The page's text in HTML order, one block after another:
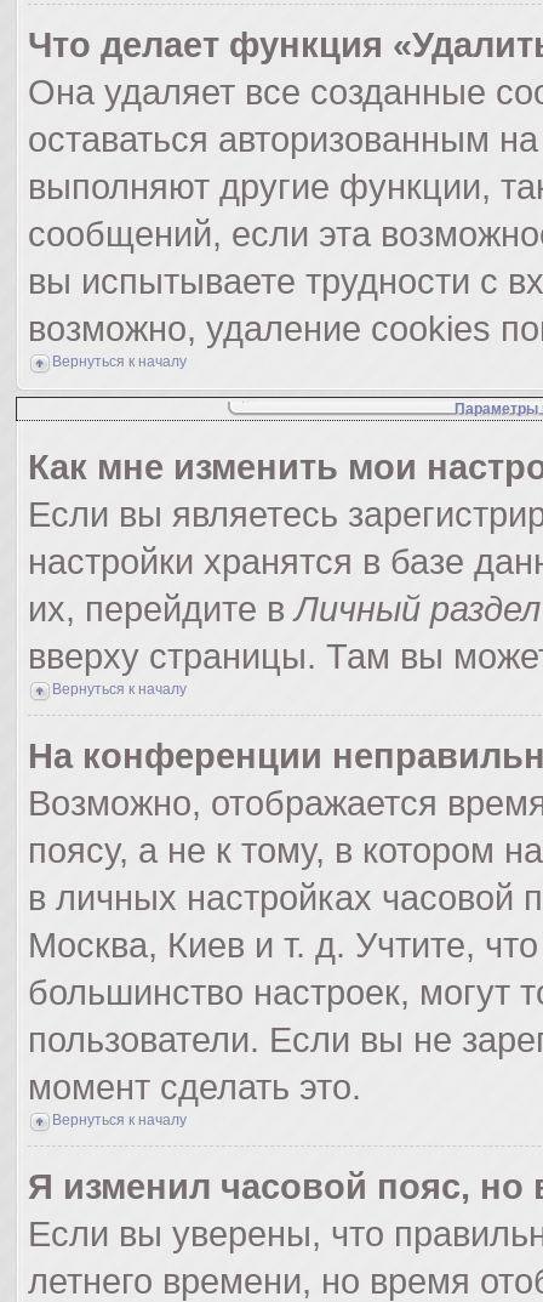
Что делает функция
Она удаляет все созданные
оставаться авторизованным
выполняют другие функции,
сообщений, если эта
вы испытываете трудности с
возможно, удаление cookies
Вернуться к началу
Параметры
Как мне изменить мои
Если вы являетесь
настройки хранятся в базе
их, перейдите вЛичный раздел
вверху страницы. Там вы
Вернуться к началу
На конференции
Возможно, отображается
поясу, а не к тому, в котором
в личных настройках часовой
Москва, Киев и т. д. Учтите,
большинство настроек, могут
пользователи. Если вы не
момент сделать это.
Вернуться к началу
Я изменил часовой пояс,
Если вы уверены, что
летнего времени, но время